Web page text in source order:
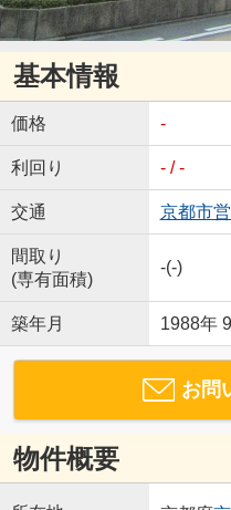
基本情報
価格 -
利回り - / -
交通 京都市
間取り
(専有面積)
-(-)
築年月 1988年
お問
物件概要